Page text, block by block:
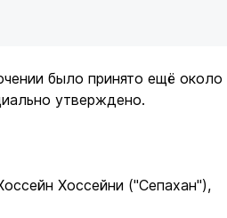
было принято ещё около
утверждено.
Хоссейни ("Сепахан"),